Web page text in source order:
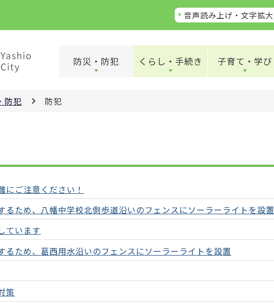
音声読み上げ・文字拡大
防災・防犯 くらし・手続き 子育て・学び
防犯 防犯
にご注意ください！
るため、八幡中学校北側歩道沿いのフェンスにソーラーライトを設置
ています
るため、葛西用水沿いのフェンスにソーラーライトを設置
策